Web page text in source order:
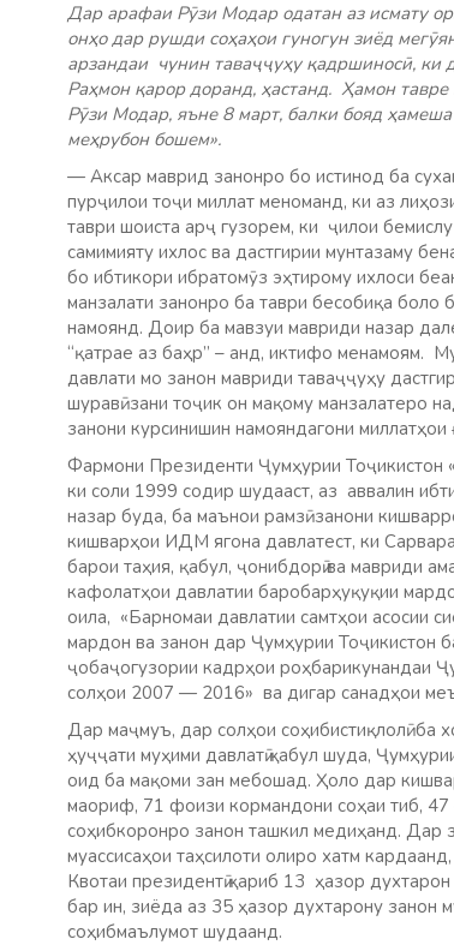
Дар арафаи Рӯзи Модар одатан аз исмату
онҳо дар рушди соҳаҳои гуногун зиёд
арзандаи чунин таваҷҷуҳу қадршиносӣ,
Раҳмон қарор доранд, ҳастанд. Ҳамон
Рӯзи Модар, яъне 8 март, балки бояд
меҳрубон бошем».
— Аксар маврид занонро бо истинод ба
пурҷилои тоҷи миллат меноманд, ки аз
таври шоиста арҷ гузорем, ки ҷилои
самимияту ихлос ва дастгирии мунтазаму
бо ибтикори ибратомӯз эҳтирому ихлоси
манзалати занонро ба таври бесобиқа боло
намоянд. Доир ба мавзуи мавриди назар
“қатрае аз баҳр” – анд, иктифо менамоям.
давлати мо занон мавриди таваҷҷуҳу
шуравӣ зани тоҷик он мақому манзалатеро
занони курсинишин намояндагони
Фармони Президенти Ҷумҳурии
ки соли 1999 содир шудааст, аз аввалин
назар буда, ба маънои рамзӣ занони
кишварҳои ИДМ ягона давлатест, ки
барои таҳия, қабул, ҷонибдорӣ ва мавриди
кафолатҳои давлатии баробарҳуқуқии
оила, «Барномаи давлатии самтҳои асосии
мардон ва занон дар Ҷумҳурии Тоҷикистон
ҷобаҷогузории кадрҳои роҳбарикунандаи
солҳои 2007 — 2016» ва дигар санадҳои
Дар маҷмуъ, дар солҳои соҳибистиқлолӣ ба
ҳуҷҷати муҳими давлатӣ қабул шуда,
оид ба мақоми зан мебошад. Ҳоло дар
маориф, 71 фоизи кормандони соҳаи тиб,
соҳибкоронро занон ташкил медиҳанд. Дар
муассисаҳои таҳсилоти олиро хатм
Квотаи президентӣ қариб 13 ҳазор
бар ин, зиёда аз 35 ҳазор духтарону занон
соҳибмаълумот шудаанд.